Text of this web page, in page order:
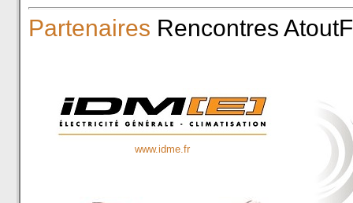
Partenaires Rencontres
www.idme.fr